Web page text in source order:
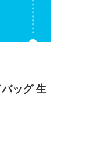
ッグ 生